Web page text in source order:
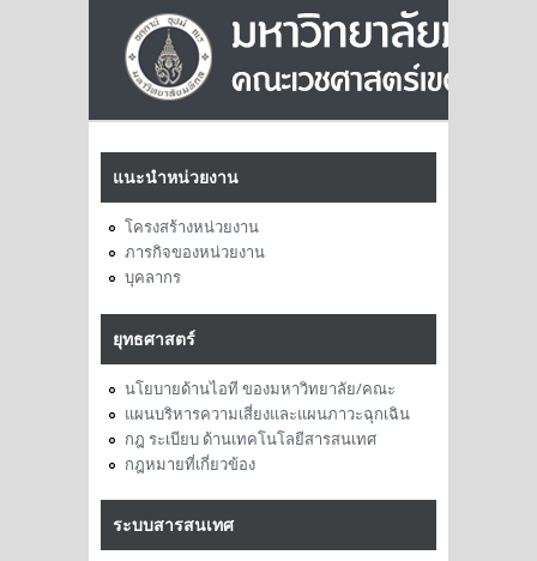
แนะนำหน่วยงาน
โครงสร้างหน่วยงาน
ภารกิจของหน่วยงาน
บุคลากร
ยุทธศาสตร์
นโยบายด้านไอที ของมหาวิทยาลัย/คณะ
แผนบริหารความเสี่ยงและแผนภาวะฉุกเฉิน
กฎ ระเบียบ ด้านเทคโนโลยีสารสนเทศ
กฎหมายที่เกี่ยวข้อง
ระบบสารสนเทศ